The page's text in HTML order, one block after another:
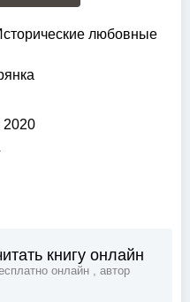
любовные
2020
книгу онлайн
онлайн , автор